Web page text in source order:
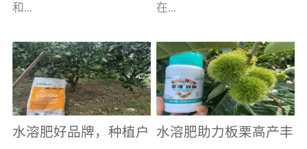
和...
好的技术管理缺一不可，
相信广大白菜种植户们都
深有体会。今天就一起来
看看，什么样的水溶肥可
以让你的...
在...
河北草莓区域话题不减，
不但在草莓上表现效果明
显，使用的种植户更是越
来越多。今天，借此机
会，一起来...
水溶肥好品牌，种植户 水溶肥助力板栗高产丰